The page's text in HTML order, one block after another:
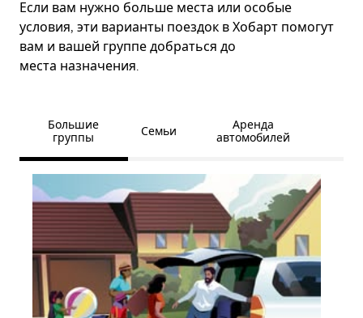
Если вам нужно больше места или особые
условия, эти варианты поездок в Хобарт помогут
вам и вашей группе добраться до
места назначения.
Большие
группы
Семьи
Аренда
автомобилей